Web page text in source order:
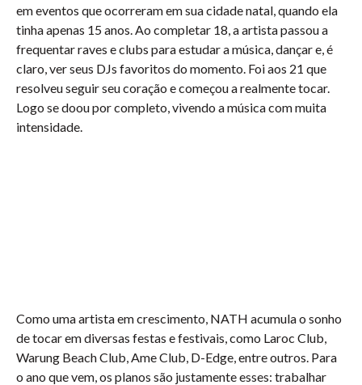
em eventos que ocorreram em sua cidade natal, quando ela
tinha apenas 15 anos. Ao completar 18, a artista passou a
frequentar raves e clubs para estudar a música, dançar e, é
claro, ver seus DJs favoritos do momento. Foi aos 21 que
resolveu seguir seu coração e começou a realmente tocar.
Logo se doou por completo, vivendo a música com muita
intensidade.
Como uma artista em crescimento, NATH acumula o sonho
de tocar em diversas festas e festivais, como Laroc Club,
Warung Beach Club, Ame Club, D-Edge, entre outros. Para
o ano que vem, os planos são justamente esses: trabalhar